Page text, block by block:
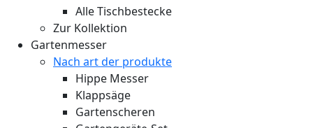
Alle Tischbestecke
Zur Kollektion
Gartenmesser
Nach art der produkte
Hippe Messer
Klappsäge
Gartenscheren